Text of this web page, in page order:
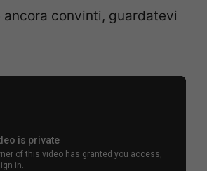
ancora convinti, guardatevi